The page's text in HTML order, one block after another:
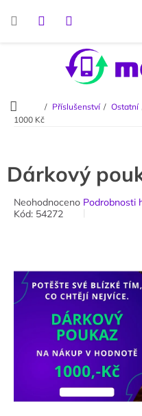
Domů
Příslušenství Ostatní
1000 Kč
Dárkový
Průměrné
hodnocení
hvězdiček.
Neohodnoceno Podrobnosti
Kód: 54272